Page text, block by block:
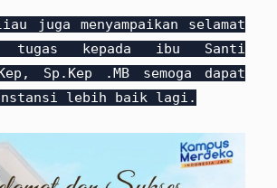
juga menyampaikan selamat
tugas kepada ibu Santi
Sp.Kep .MB semoga dapat
lebih baik lagi.